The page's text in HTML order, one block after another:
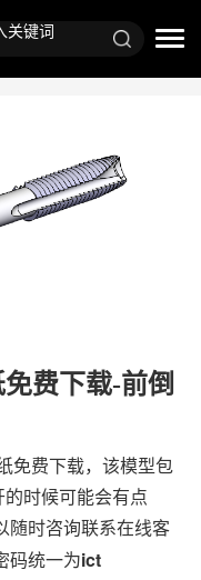
费下载-前倒
免费下载，该模型包
的时候可能会有点
随时咨询联系在线客
码统一为ict